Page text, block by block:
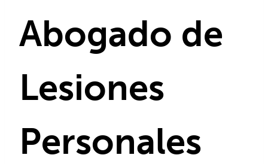
Abogado de
Lesiones
Personales